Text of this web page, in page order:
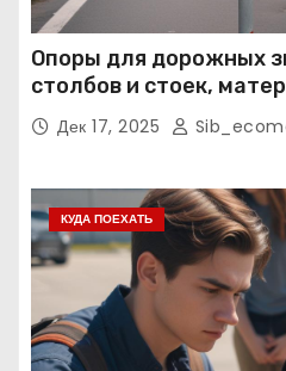
Опоры для дорожных
столбов и стоек,
нормативные
Дек 17, 2025
КУДА ПОЕХАТЬ